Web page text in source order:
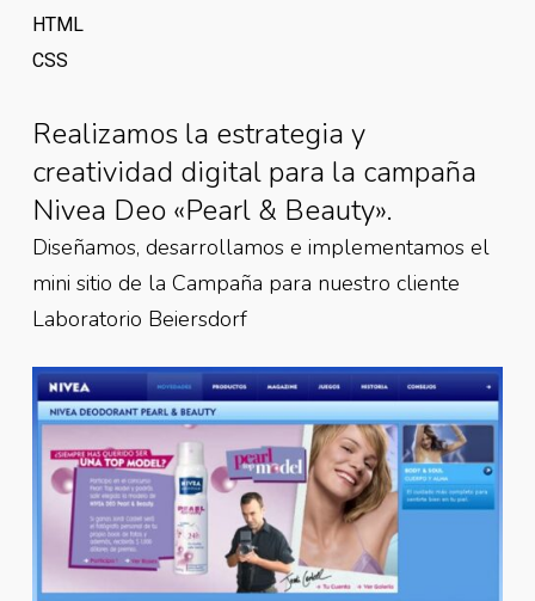
HTML
CSS
Realizamos la estrategia y
creatividad digital para la campaña
Nivea Deo «Pearl & Beauty».
Diseñamos, desarrollamos e implementamos el
mini sitio de la Campaña para nuestro cliente
Laboratorio Beiersdorf